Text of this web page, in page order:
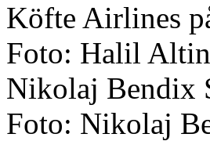
Köfte Airlines
Foto: Halil
Nikolaj Bendix
Foto: Nikolaj